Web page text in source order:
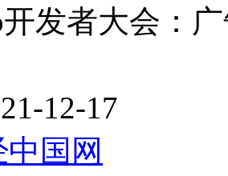
发者大会：
12-17
中国网